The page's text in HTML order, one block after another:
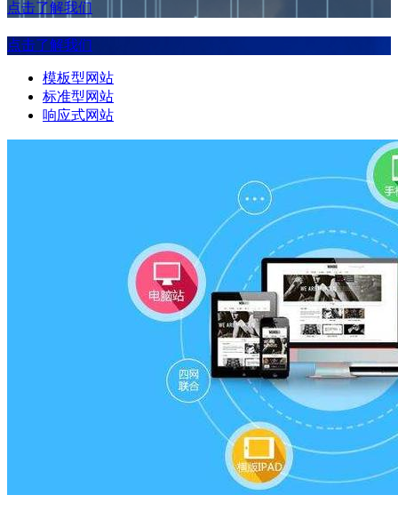
点击了解我们
点击了解我们
模板型网站
标准型网站
响应式网站